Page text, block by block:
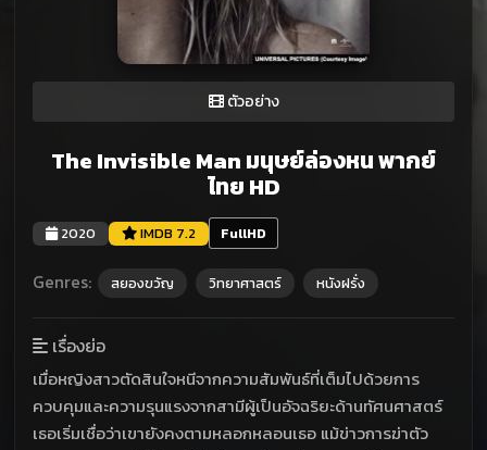
ตัวอย่าง
The Invisible Man มนุษย์ล่องหน พากย์
ไทย HD
2020 IMDB 7.2 FullHD
Genres: สยองขวัญ วิทยาศาสตร์ หนังฝรั่ง
เรื่องย่อ
เมื่อหญิงสาวตัดสินใจหนีจากความสัมพันธ์ที่เต็มไปด้วยการ
ควบคุมและความรุนแรงจากสามีผู้เป็นอัจฉริยะด้านทัศนศาสตร์
เธอเริ่มเชื่อว่าเขายังคงตามหลอกหลอนเธอ แม้ข่าวการฆ่าตัว